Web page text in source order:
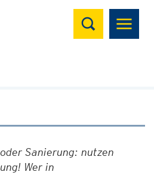
Suchen
Sanierung: nutzen
Wer in